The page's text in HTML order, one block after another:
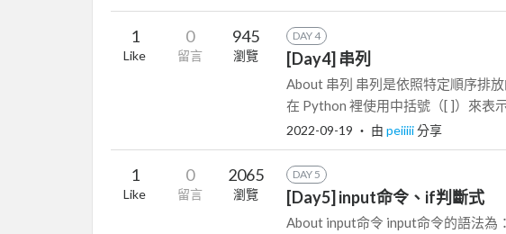
1
Like
0
留言
945
瀏覽
DAY 4
[Day4] 串列
About 串列 串列是依照特定順序排
在 Python 裡使用中括號（[ ]）來表
2022-09-19 ‧ 由 peiiiii分享
1
Like
0
留言
2065
瀏覽
DAY 5
[Day5] input命令、if判斷式
About input命令 input命令的語法為